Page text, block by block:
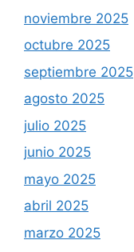
noviembre 2025
octubre 2025
septiembre 2025
agosto 2025
julio 2025
junio 2025
mayo 2025
abril 2025
marzo 2025